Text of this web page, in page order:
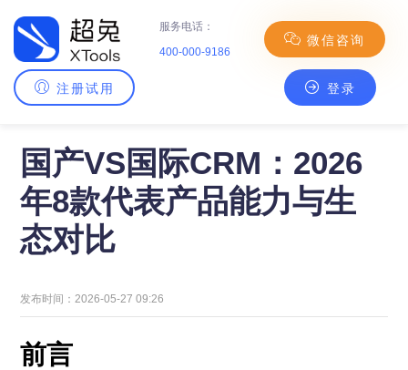
服务电话：
400-000-9186
微信咨询
注册试用 登录
主页>CRM百科> 国产VS国际CRM：2026年8款代表产品能力与生态对比
国产VS国际CRM：2026
年8款代表产品能力与生
态对比
发布时间：2026-05-27 09:26
前言